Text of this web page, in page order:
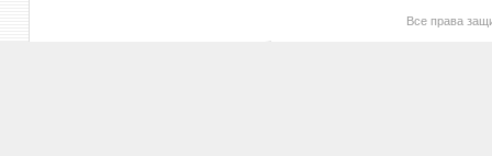
Все права